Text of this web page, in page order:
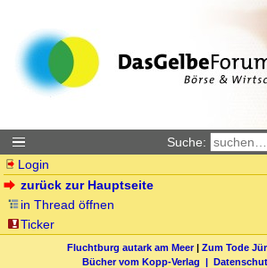
Suche:
Login
zurück zur Hauptseite
in Thread öffnen
Ticker
Fluchtburg autark am Meer| Zum Tode
Bücher vom Kopp-Verlag |